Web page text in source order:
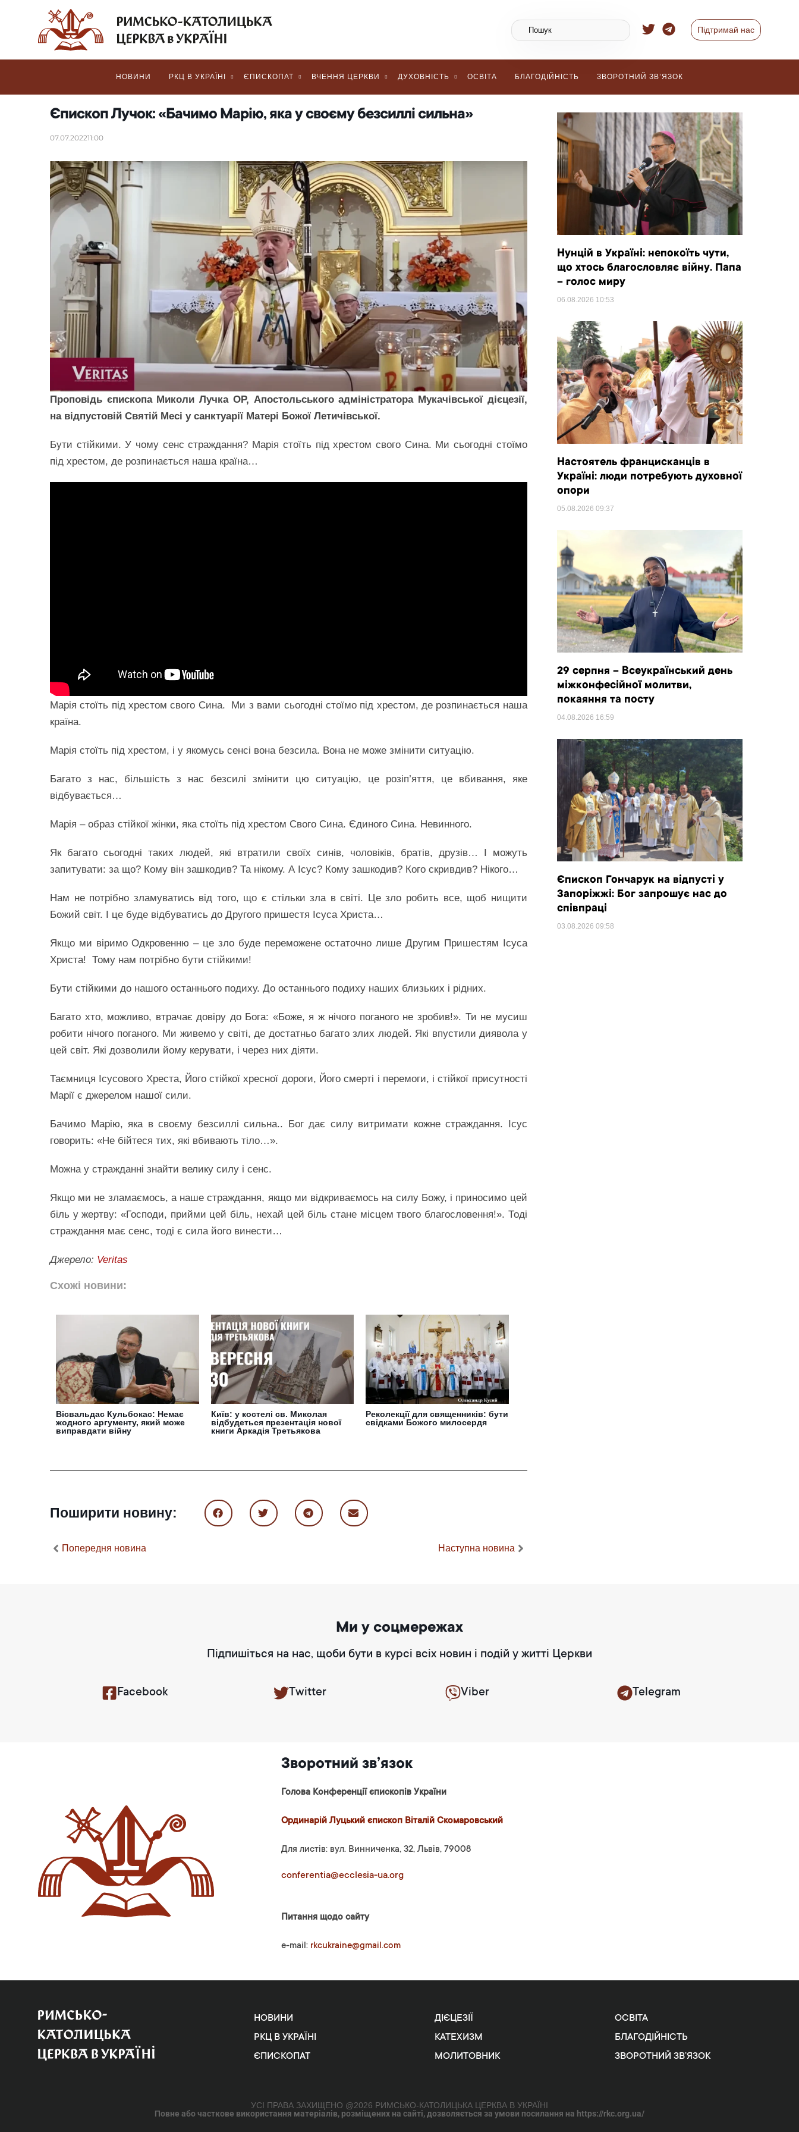
Підтримай нас
НОВИНИ РКЦ В УКРАЇНІ ЄПИСКОПАТ ВЧЕННЯ ЦЕРКВИ ДУХОВНІСТЬ ОСВІТА БЛАГОДІЙНІСТЬ ЗВОРОТНИЙ ЗВ’ЯЗОК
Єпископ Лучок: «Бачимо Марію, яка у своєму безсиллі сильна»
07.07.202211:00
Проповідь єпископа Миколи Лучка ОР, Апостольського адміністратора Мукачівської дієцезії,
на відпустовій Святій Месі у санктуарії Матері Божої Летичівської.
Бути стійкими. У чому сенс страждання? Марія стоїть під хрестом свого Сина. Ми сьогодні стоїмо
під хрестом, де розпинається наша країна…
Марія стоїть під хрестом свого Сина. Ми з вами сьогодні стоїмо під хрестом, де розпинається наша
країна.
Марія стоїть під хрестом, і у якомусь сенсі вона безсила. Вона не може змінити ситуацію.
Багато з нас, більшість з нас безсилі змінити цю ситуацію, це розіп’яття, це вбивання, яке
відбувається…
Марія – образ стійкої жінки, яка стоїть під хрестом Свого Сина. Єдиного Сина. Невинного.
Як багато сьогодні таких людей, які втратили своїх синів, чоловіків, братів, друзів… І можуть
запитувати: за що? Кому він зашкодив? Та нікому. А Ісус? Кому зашкодив? Кого скривдив? Нікого…
Нам не потрібно зламуватись від того, що є стільки зла в світі. Це зло робить все, щоб нищити
Божий світ. І це буде відбуватись до Другого пришестя Ісуса Христа…
Якщо ми віримо Одкровенню – це зло буде переможене остаточно лише Другим Пришестям Ісуса
Христа! Тому нам потрібно бути стійкими!
Бути стійкими до нашого останнього подиху. До останнього подиху наших близьких і рідних.
Багато хто, можливо, втрачає довіру до Бога: «Боже, я ж нічого поганого не зробив!». Ти не мусиш
робити нічого поганого. Ми живемо у світі, де достатньо багато злих людей. Які впустили диявола у
цей світ. Які дозволили йому керувати, і через них діяти.
Таємниця Ісусового Хреста, Його стійкої хресної дороги, Його смерті і перемоги, і стійкої присутності
Марії є джерелом нашої сили.
Бачимо Марію, яка в своєму безсиллі сильна.. Бог дає силу витримати кожне страждання. Ісус
говорить: «Не бійтеся тих, які вбивають тіло…».
Можна у стражданні знайти велику силу і сенс.
Якщо ми не зламаємось, а наше страждання, якщо ми відкриваємось на силу Божу, і приносимо цей
біль у жертву: «Господи, прийми цей біль, нехай цей біль стане місцем твого благословення!». Тоді
страждання має сенс, тоді є сила його винести…
Джерело: Veritas
Схожі новини:
Вісвальдас Кульбокас: Немає
жодного аргументу, який може
виправдати війну
Київ: у костелі св. Миколая
відбудеться презентація нової
книги Аркадія Третьякова
Реколекції для священників: бути
свідками Божого милосердя
Поширити новину:
Попередня новина Наступна новина
Нунцій в Україні: непокоїть чути,
що хтось благословляє війну. Папа
– голос миру
06.08.2026 10:53
Настоятель францисканців в
Україні: люди потребують духовної
опори
05.08.2026 09:37
29 серпня – Всеукраїнський день
міжконфесійної молитви,
покаяння та посту
04.08.2026 16:59
Єпископ Гончарук на відпусті у
Запоріжжі: Бог запрошує нас до
співпраці
03.08.2026 09:58
Ми у соцмережах
Підпишіться на нас, щоби бути в курсі всіх новин і подій у житті Церкви
Facebook Twitter Viber Telegram
Зворотний зв’язок
Голова Конференції єпископів України
Ординарій Луцький єпископ Віталій Скомаровський
Для листів: вул. Винниченка, 32, Львів, 79008
conferentia@ecclesia-ua.org
Питання щодо сайту
e-mail: rkcukraine@gmail.com
НОВИНИ
РКЦ В УКРАЇНІ
ЄПИСКОПАТ
ДІЄЦЕЗІЇ
КАТЕХИЗМ
МОЛИТОВНИК
ОСВІТА
БЛАГОДІЙНІСТЬ
ЗВОРОТНИЙ ЗВ’ЯЗОК
УСІ ПРАВА ЗАХИЩЕНО @2026 РИМСЬКО-КАТОЛИЦЬКА ЦЕРКВА В УКРАЇНІ
Повне або часткове використання матеріалів, розміщених на сайті, дозволяється за умови посилання на https://rkc.org.ua/